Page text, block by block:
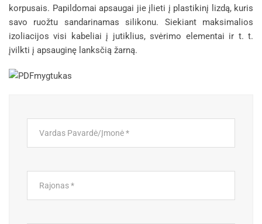
korpusais. Papildomai apsaugai jie įlieti į plastikinį lizdą, kuris
savo ruožtu sandarinamas silikonu. Siekiant maksimalios
izoliacijos visi kabeliai į jutiklius, svėrimo elementai ir t. t.
įvilkti į apsauginę lanksčią žarną.